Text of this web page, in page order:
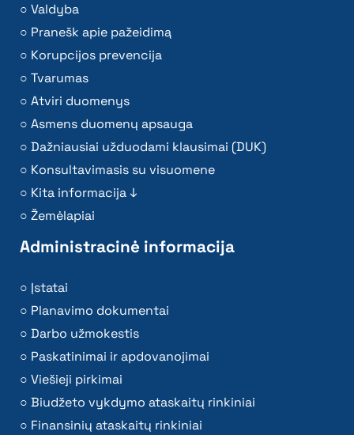
Valdyba
Pranešk apie pažeidimą
Korupcijos prevencija
Tvarumas
Atviri duomenys
Asmens duomenų apsauga
Dažniausiai užduodami klausimai (DUK)
Konsultavimasis su visuomene
Kita informacija ↓
Žemėlapiai
Administracinė informacija
Įstatai
Planavimo dokumentai
Darbo užmokestis
Paskatinimai ir apdovanojimai
Viešieji pirkimai
Biudžeto vykdymo ataskaitų rinkiniai
Finansinių ataskaitų rinkiniai